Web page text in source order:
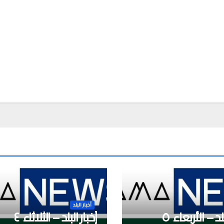
أخبار البلد – الأربعاء ٥
أخبار البلد
أخبار البلد – الثلاثاء ٤